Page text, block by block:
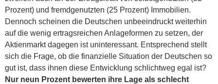
Prozent) und fremdgenutzten (25 Prozent) Immobilien.
Dennoch scheinen die Deutschen unbeeindruckt weiterhin
auf die wenig ertragsreichen Anlageformen zu setzen, der
Aktienmarkt dagegen ist uninteressant. Entsprechend stellt
sich die Frage, ob die finanzielle Situation der Deutschen so
gut ist, dass ihnen diese Entwicklung schlichtweg egal ist?
Nur neun Prozent bewerten ihre Lage als schlecht